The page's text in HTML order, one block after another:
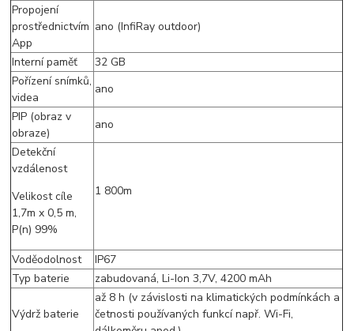
Propojení
prostřednictvím
App
ano (InfiRay outdoor)
Interní paměť
32 GB
Pořízení snímků,
videa
ano
PIP (obraz v
obraze)
ano
Detekční
vzdálenost
Velikost cíle
1,7m x 0,5 m,
P(n) 99%
1 800m
Voděodolnost
IP67
Typ baterie
zabudovaná, Li-Ion 3,7V, 4200 mAh
Výdrž baterie
až 8 h (v závislosti na klimatických podmínkách a
četnosti používaných funkcí např. Wi-Fi,